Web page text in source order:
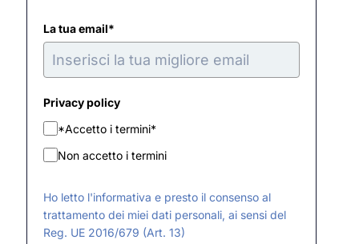
La tua email*
Privacy policy
*Accetto i termini*
Non accetto i termini
Ho letto l'informativa e presto il consenso al
trattamento dei miei dati personali, ai sensi del
Reg. UE 2016/679 (Art. 13)